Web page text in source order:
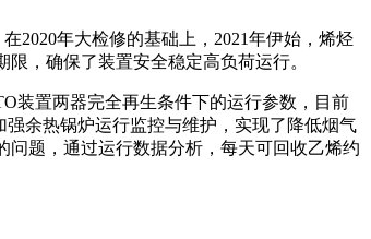
年大检修的基础上，2021年伊始，烯烃
，确保了装置安全稳定高负荷运行。
装置两器完全再生条件下的运行参数，目前
余热锅炉运行监控与维护，实现了降低烟气
题，通过运行数据分析，每天可回收乙烯约